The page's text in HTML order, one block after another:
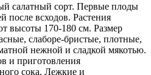
салатный сорт. Первые плоды
после всходов. Растения
высоты 170-180 см. Размер
слаборе-бристые, плотные,
нежной и сладкой мякотью.
и приготовления
сока. Лежкие и